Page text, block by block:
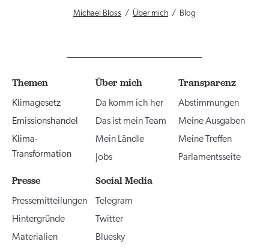
Michael Bloss Über mich Blog
Themen
Klimagesetz
Emissionshandel
Klima-
Transformation
Über mich
Da komm ich her
Das ist mein Team
Mein Ländle
Jobs
Transparenz
Abstimmungen
Meine Ausgaben
Meine Treffen
Parlamentsseite
Presse
Pressemitteilungen
Hintergründe
Materialien
Social Media
Telegram
Twitter
Bluesky